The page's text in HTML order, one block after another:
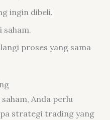
ingin dibeli.
saham.
proses yang sama
Anda perlu
strategi trading yang